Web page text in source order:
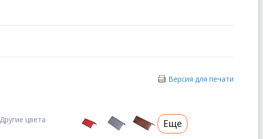
Версия для печати
Другие цвета Еще